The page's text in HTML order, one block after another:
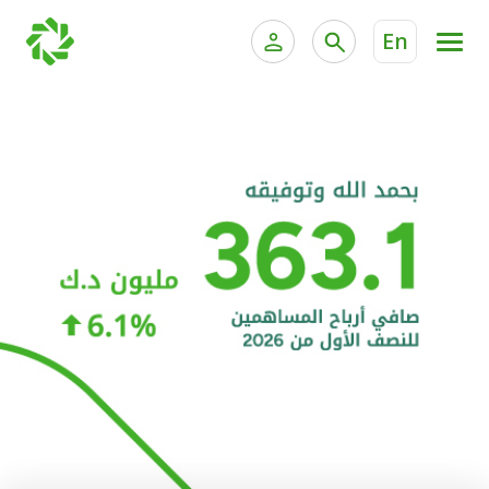
En
الخدمات المصرفية الإلكترونية للشركات
خدمة "بيتك" للتداول الإلكتروني
الحسابات المصرفية
البطاقات
"برامج العملاء"